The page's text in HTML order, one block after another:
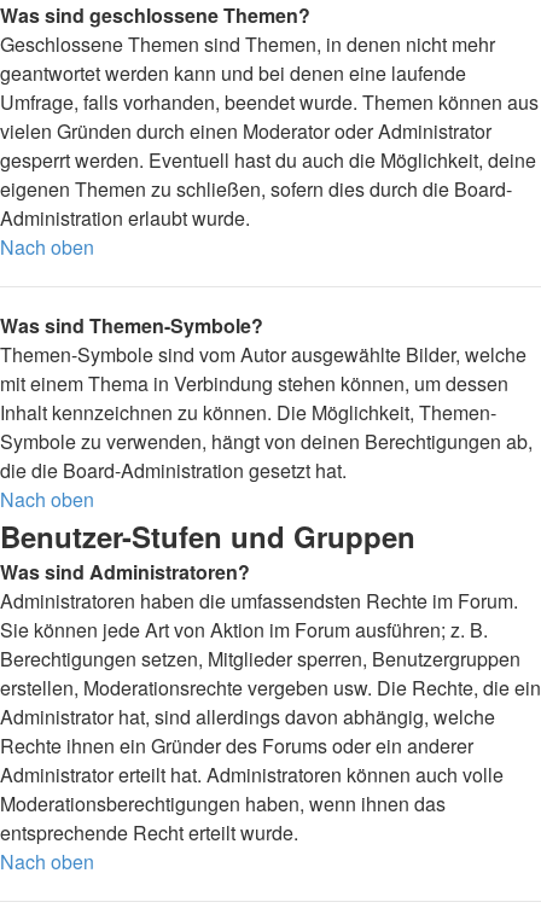
Was sind geschlossene Themen?
Geschlossene Themen sind Themen, in denen nicht mehr
geantwortet werden kann und bei denen eine laufende
Umfrage, falls vorhanden, beendet wurde. Themen können aus
vielen Gründen durch einen Moderator oder Administrator
gesperrt werden. Eventuell hast du auch die Möglichkeit, deine
eigenen Themen zu schließen, sofern dies durch die Board-
Administration erlaubt wurde.
Nach oben
Was sind Themen-Symbole?
Themen-Symbole sind vom Autor ausgewählte Bilder, welche
mit einem Thema in Verbindung stehen können, um dessen
Inhalt kennzeichnen zu können. Die Möglichkeit, Themen-
Symbole zu verwenden, hängt von deinen Berechtigungen ab,
die die Board-Administration gesetzt hat.
Nach oben
Benutzer-Stufen und Gruppen
Was sind Administratoren?
Administratoren haben die umfassendsten Rechte im Forum.
Sie können jede Art von Aktion im Forum ausführen; z. B.
Berechtigungen setzen, Mitglieder sperren, Benutzergruppen
erstellen, Moderationsrechte vergeben usw. Die Rechte, die ein
Administrator hat, sind allerdings davon abhängig, welche
Rechte ihnen ein Gründer des Forums oder ein anderer
Administrator erteilt hat. Administratoren können auch volle
Moderationsberechtigungen haben, wenn ihnen das
entsprechende Recht erteilt wurde.
Nach oben